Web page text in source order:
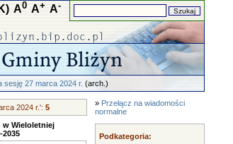
A0 A+ A-
sesję 27 marca 2024 r.(arch.)
2024 r.': 5
w Wieloletniej
» Przełącz na wiadomości
normalne
Podkategoria: